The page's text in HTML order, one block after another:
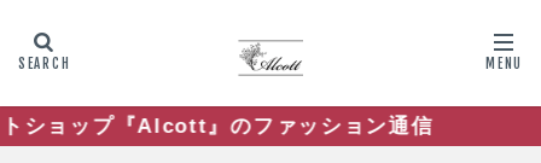
『Alcott』のファッション通信